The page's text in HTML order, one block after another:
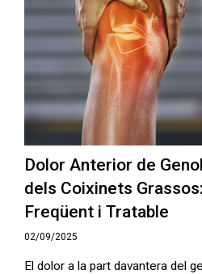
Dolor Anterior de
dels Coixinets
Freqüent i Tratable
02/09/2025
El dolor a la part davantera del